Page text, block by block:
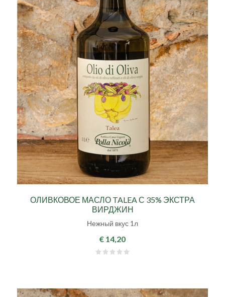
ОЛИВКОВОЕ МАСЛО TALEA С 35% ЭКСТРА
ВИРДЖИН
Нежный вкус 1л
€ 14,20